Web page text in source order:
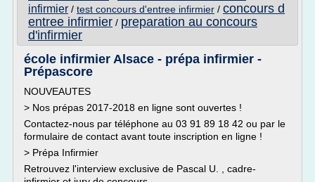
infirmier / test concours d'entree infirmier / concours d
entree infirmier / preparation au concours
d'infirmier
école infirmier Alsace - prépa infirmier -
Prépascore
NOUVEAUTES
> Nos prépas 2017-2018 en ligne sont ouvertes !
Contactez-nous par téléphone au 03 91 89 18 42 ou par le
formulaire de contact avant toute inscription en ligne !
> Prépa Infirmier
Retrouvez l'interview exclusive de Pascal U. , cadre-